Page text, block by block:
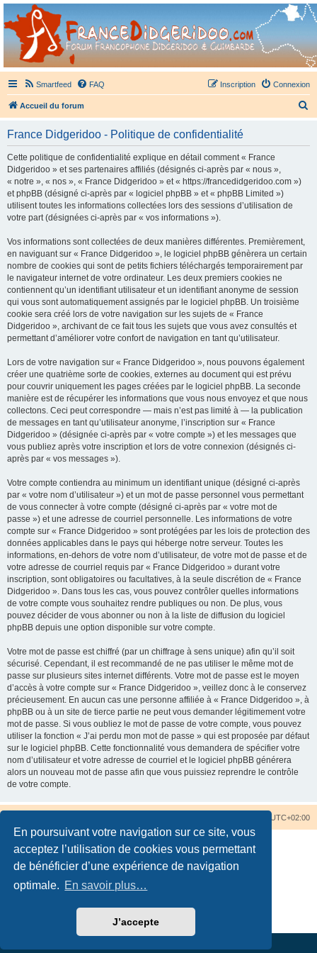
En poursuivant votre navigation sur ce site, vous
acceptez l’utilisation de cookies vous permettant
de bénéficier d’une expérience de navigation
optimale. En savoir plus…
J’accepte
France Didgeridoo
Didgeridoo et Guimbarde sur France Didgeridoo - retrouvez la communauté.
Smartfeed FAQ Connexion
Inscription
Accueil du forum
France Didgeridoo - Politique de confidentialité
Cette politique de confidentialité explique en détail comment « France
Didgeridoo » et ses partenaires affiliés (désignés ci-après par « nous »,
« notre », « nos », « France Didgeridoo » et « https://francedidgeridoo.com »)
et phpBB (désigné ci-après par « logiciel phpBB » et « phpBB Limited »)
utilisent toutes les informations collectées lors des sessions d’utilisation de
votre part (désignées ci-après par « vos informations »).
Vos informations sont collectées de deux manières différentes. Premièrement,
en naviguant sur « France Didgeridoo », le logiciel phpBB génèrera un certain
nombre de cookies qui sont de petits fichiers téléchargés temporairement par
le navigateur internet de votre ordinateur. Les deux premiers cookies ne
contiennent qu’un identifiant utilisateur et un identifiant anonyme de session
qui vous sont automatiquement assignés par le logiciel phpBB. Un troisième
cookie sera créé lors de votre navigation sur les sujets de « France
Didgeridoo », archivant de ce fait tous les sujets que vous avez consultés et
permettant d’améliorer votre confort de navigation en tant qu’utilisateur.
Lors de votre navigation sur « France Didgeridoo », nous pouvons également
créer une quatrième sorte de cookies, externes au document qui est prévu
pour couvrir uniquement les pages créées par le logiciel phpBB. La seconde
manière est de récupérer les informations que vous nous envoyez et que nous
collectons. Ceci peut correspondre — mais n’est pas limité à — la publication
de messages en tant qu’utilisateur anonyme, l’inscription sur « France
Didgeridoo » (désignée ci-après par « votre compte ») et les messages que
vous publiez après votre inscription et lors de votre connexion (désignés ci-
après par « vos messages »).
Votre compte contiendra au minimum un identifiant unique (désigné ci-après
par « votre nom d’utilisateur ») et un mot de passe personnel vous permettant
de vous connecter à votre compte (désigné ci-après par « votre mot de
passe ») et une adresse de courriel personnelle. Les informations de votre
compte sur « France Didgeridoo » sont protégées par les lois de protection des
données applicables dans le pays qui héberge notre serveur. Toutes les
informations, en-dehors de votre nom d’utilisateur, de votre mot de passe et de
votre adresse de courriel requis par « France Didgeridoo » durant votre
inscription, sont obligatoires ou facultatives, à la seule discrétion de « France
Didgeridoo ». Dans tous les cas, vous pouvez contrôler quelles informations
de votre compte vous souhaitez rendre publiques ou non. De plus, vous
pouvez décider de vous abonner ou non à la liste de diffusion du logiciel
phpBB depuis une option disponible sur votre compte.
Votre mot de passe est chiffré (par un chiffrage à sens unique) afin qu’il soit
sécurisé. Cependant, il est recommandé de ne pas utiliser le même mot de
passe sur plusieurs sites internet différents. Votre mot de passe est le moyen
d’accès à votre compte sur « France Didgeridoo », veillez donc à le conservez
précieusement. En aucun cas une personne affiliée à « France Didgeridoo », à
phpBB ou à un site de tierce partie ne peut vous demander légitimement votre
mot de passe. Si vous oubliez le mot de passe de votre compte, vous pouvez
utiliser la fonction « J’ai perdu mon mot de passe » qui est proposée par défaut
sur le logiciel phpBB. Cette fonctionnalité vous demandera de spécifier votre
nom d’utilisateur et votre adresse de courriel et le logiciel phpBB générera
alors un nouveau mot de passe afin que vous puissiez reprendre le contrôle
de votre compte.
UTC+02:00
Traduction française officielle©
Confidentialité